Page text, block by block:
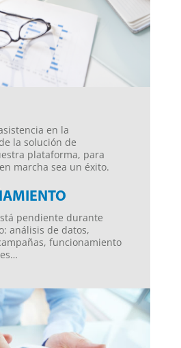
en la
la solución de
plataforma, para
marcha sea un éxito.
pendiente durante
análisis de datos,
funcionamiento